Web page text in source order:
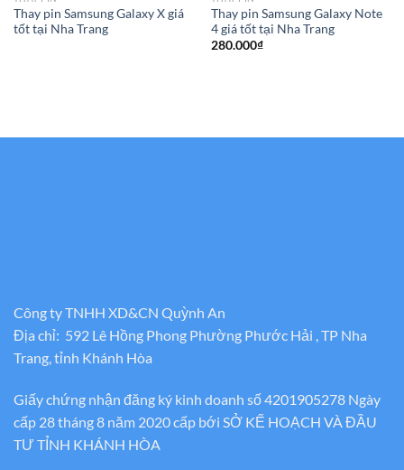
Thay pin Samsung Galaxy X giá
tốt tại Nha Trang
Thay pin Samsung Galaxy Note
4 giá tốt tại Nha Trang
280.000₫
Công ty TNHH XD&CN Quỳnh An
Địa chỉ: 592 Lê Hồng Phong Phường Phước Hải , TP Nha
Trang, tỉnh Khánh Hòa
Giấy chứng nhận đăng ký kinh doanh số 4201905278 Ngày
cấp 28 tháng 8 năm 2020 cấp bới SỞ KẾ HOẠCH VÀ ĐẦU
TƯ TỈNH KHÁNH HÒA